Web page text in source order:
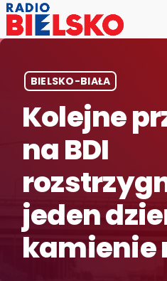
BIELSKO-BIAŁA
Kolejne
na BDI
jeden
kamienie